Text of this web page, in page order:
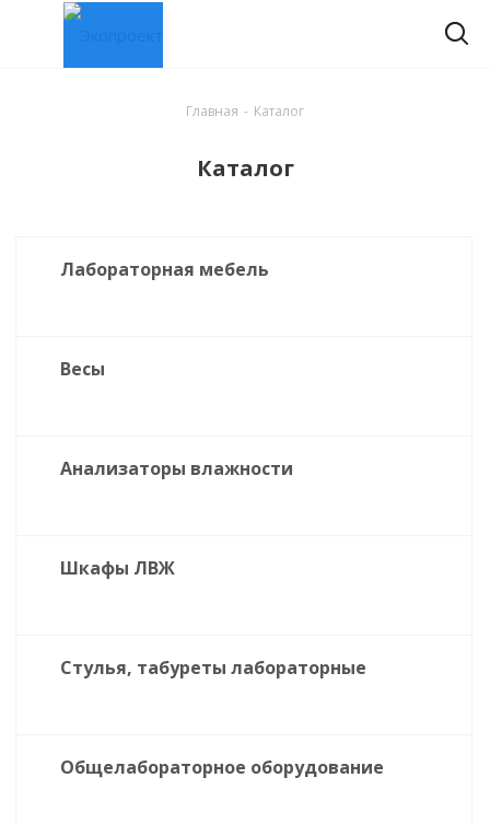
Главная - Каталог
Каталог
Лабораторная мебель
Весы
Анализаторы влажности
Шкафы ЛВЖ
Стулья, табуреты лабораторные
Общелабораторное оборудование